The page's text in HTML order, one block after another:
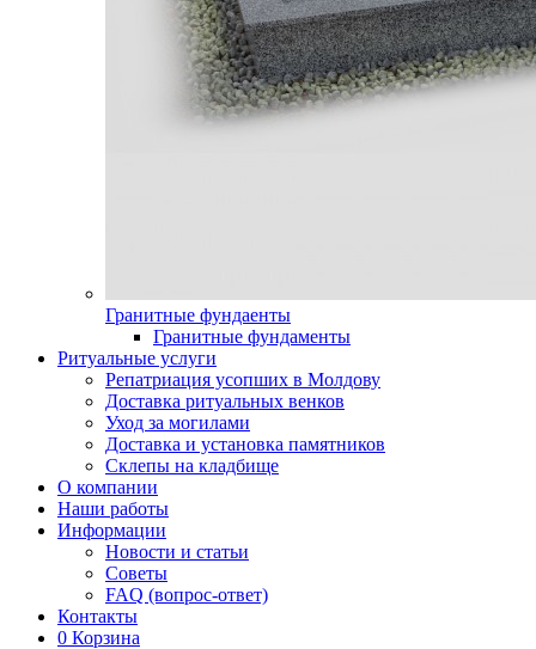
Гранитные фундаенты
Гранитные фундаменты
Ритуальные услуги
Репатриация усопших в Молдову
Доставка ритуальных венков
Уход за могилами
Доставка и установка памятников
Склепы на кладбище
О компании
Наши работы
Информации
Новости и статьи
Советы
FAQ (вопрос-ответ)
Контакты
0 Корзина